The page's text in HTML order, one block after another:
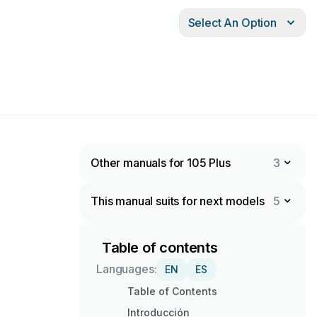
Select An Option
Other manuals for 105 Plus 3
This manual suits for next models 5
Table of contents
Languages: EN
ES
Table of Contents
Introducción